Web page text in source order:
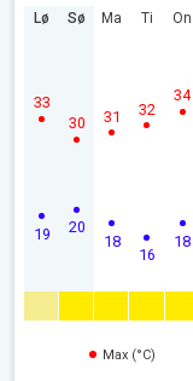
Lø
19
33
Sø
20
30
Ma
18
31
Ti
16
32
On
18
34
Max (°C)